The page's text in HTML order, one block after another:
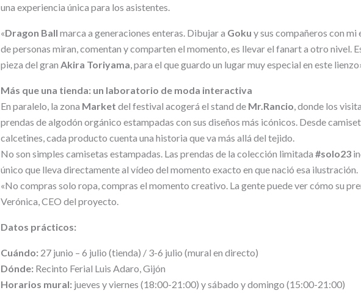
una experiencia única para los asistentes.
«Dragon Ball marca a generaciones enteras. Dibujar a Goku y sus compañeros con
de personas miran, comentan y comparten el momento, es llevar el fanart a otro nivel.
pieza del gran Akira Toriyama , para el que guardo un lugar muy especial en este
Más que una tienda: un laboratorio de moda interactiva
En paralelo, la zona Market del festival acogerá el stand de Mr.Rancio , donde los
prendas de algodón orgánico estampadas con sus diseños más icónicos. Desde
calcetines, cada producto cuenta una historia que va más allá del tejido.
No son simples camisetas estampadas. Las prendas de la colección limitada #solo23
único que lleva directamente al vídeo del momento exacto en que nació esa ilustración.
«No compras solo ropa, compras el momento creativo. La gente puede ver cómo su
Verónica, CEO del proyecto.
Datos prácticos:
Cuándo: 27 junio – 6 julio (tienda) / 3-6 julio (mural en directo)
Dónde: Recinto Ferial Luis Adaro, Gijón
Horarios mural: jueves y viernes (18:00-21:00) y sábado y domingo (15:00-21:00)